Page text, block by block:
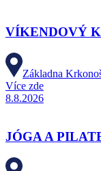
VÍKENDOVÝ
Základna
Více zde
8.8.2026
JÓGA A